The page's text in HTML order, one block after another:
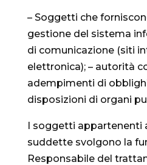
– Soggetti che
gestione del sistema
di comunicazione (siti
elettronica); – autorità
adempimenti di
disposizioni di organi
I soggetti appartenenti
suddette svolgono la
Responsabile del